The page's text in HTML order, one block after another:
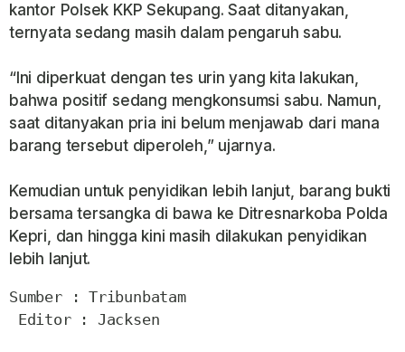
kantor Polsek KKP Sekupang. Saat ditanyakan,
ternyata sedang masih dalam pengaruh sabu.
“Ini diperkuat dengan tes urin yang kita lakukan,
bahwa positif sedang mengkonsumsi sabu. Namun,
saat ditanyakan pria ini belum menjawab dari mana
barang tersebut diperoleh,” ujarnya.
Kemudian untuk penyidikan lebih lanjut, barang bukti
bersama tersangka di bawa ke Ditresnarkoba Polda
Kepri, dan hingga kini masih dilakukan penyidikan
lebih lanjut.
Sumber : Tribunbatam
Editor : Jacksen